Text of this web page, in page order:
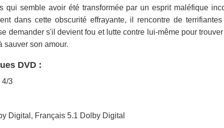
qui semble avoir été transformée par un esprit maléfique
dans cette obscurité effrayante, il rencontre de
demander s'il devient fou et lutte contre lui-même pour
sauver son amour.
DVD :
4/3
Digital, Français 5.1 Dolby Digital